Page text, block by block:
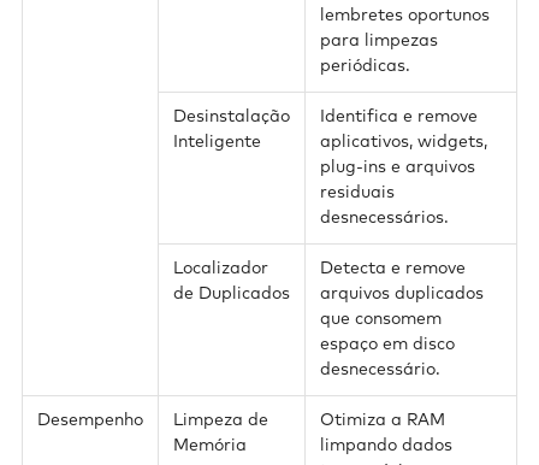
lembretes oportunos
para limpezas
periódicas.
Desinstalação
Inteligente
Identifica e remove
aplicativos, widgets,
plug-ins e arquivos
residuais
desnecessários.
Localizador
de Duplicados
Detecta e remove
arquivos duplicados
que consomem
espaço em disco
desnecessário.
Desempenho
Limpeza de
Memória
Otimiza a RAM
limpando dados